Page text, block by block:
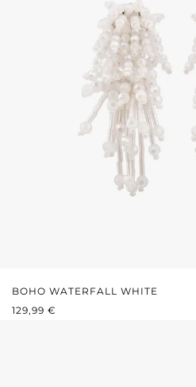
BOHO WATERFALL WHITE
REGULÄRER PREIS:
129,99 €